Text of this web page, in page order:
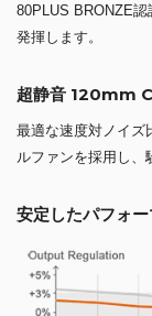
80PLUS BRONZE
発揮します。
超静音 120mm
最適な速度対ノイズ
ルファンを採用し、
安定したパフォ